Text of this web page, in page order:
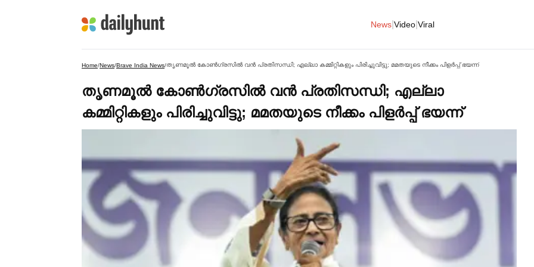
News Video Viral
Home/News/Brave India News/തൃണമൂല്‍ കോണ്‍ഗ്രസില്‍ വൻ പ്രതിസന്ധി; എല്ലാ കമ്മിറ്റികളും പിരിച്ചുവിട്ടു; മമതയുടെ നീക്കം പിളര്‍പ്പ് ഭയന്ന്
തൃണമൂല്‍ കോണ്‍ഗ്രസില്‍ വൻ പ്രതിസന്ധി; എല്ലാ
കമ്മിറ്റികളും പിരിച്ചുവിട്ടു; മമതയുടെ നീക്കം പിളര്‍പ്പ് ഭയന്ന്